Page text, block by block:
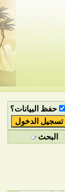
حفظ البيانات؟
البحث